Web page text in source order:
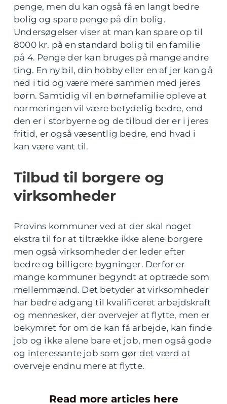
penge, men du kan også få en langt bedre
bolig og spare penge på din bolig.
Undersøgelser viser at man kan spare op til
8000 kr. på en standard bolig til en familie
på 4. Penge der kan bruges på mange andre
ting. En ny bil, din hobby eller en af jer kan gå
ned i tid og være mere sammen med jeres
børn. Samtidig vil en børnefamilie opleve at
normeringen vil være betydelig bedre, end
den er i storbyerne og de tilbud der er i jeres
fritid, er også væsentlig bedre, end hvad i
kan være vant til.
Tilbud til borgere og
virksomheder
Provins kommuner ved at der skal noget
ekstra til for at tiltrække ikke alene borgere
men også virksomheder der leder efter
bedre og billigere bygninger. Derfor er
mange kommuner begyndt at optræde som
mellemmænd. Det betyder at virksomheder
har bedre adgang til kvalificeret arbejdskraft
og mennesker, der overvejer at flytte, men er
bekymret for om de kan få arbejde, kan finde
job og ikke alene bare et job, men også gode
og interessante job som gør det værd at
overveje endnu mere at flytte.
Read more articles here